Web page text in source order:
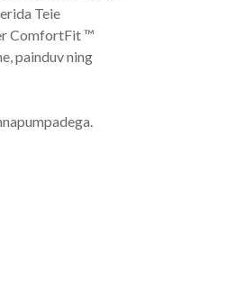
Teie
ComfortFit ™
painduv ning